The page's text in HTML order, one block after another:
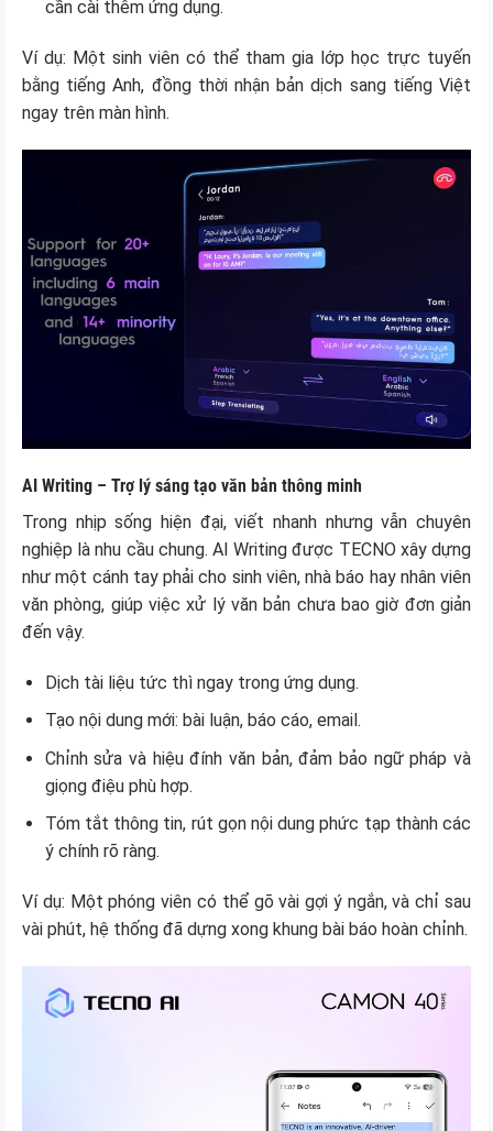
cần cài thêm ứng dụng.
Ví dụ: Một sinh viên có thể tham gia lớp học trực tuyến
bằng tiếng Anh, đồng thời nhận bản dịch sang tiếng Việt
ngay trên màn hình.
AI Writing – Trợ lý sáng tạo văn bản thông minh
Trong nhịp sống hiện đại, viết nhanh nhưng vẫn chuyên
nghiệp là nhu cầu chung. AI Writing được TECNO xây dựng
như một cánh tay phải cho sinh viên, nhà báo hay nhân viên
văn phòng, giúp việc xử lý văn bản chưa bao giờ đơn giản
đến vậy.
Dịch tài liệu tức thì ngay trong ứng dụng.
Tạo nội dung mới: bài luận, báo cáo, email.
Chỉnh sửa và hiệu đính văn bản, đảm bảo ngữ pháp và
giọng điệu phù hợp.
Tóm tắt thông tin, rút gọn nội dung phức tạp thành các
ý chính rõ ràng.
Ví dụ: Một phóng viên có thể gõ vài gợi ý ngắn, và chỉ sau
vài phút, hệ thống đã dựng xong khung bài báo hoàn chỉnh.